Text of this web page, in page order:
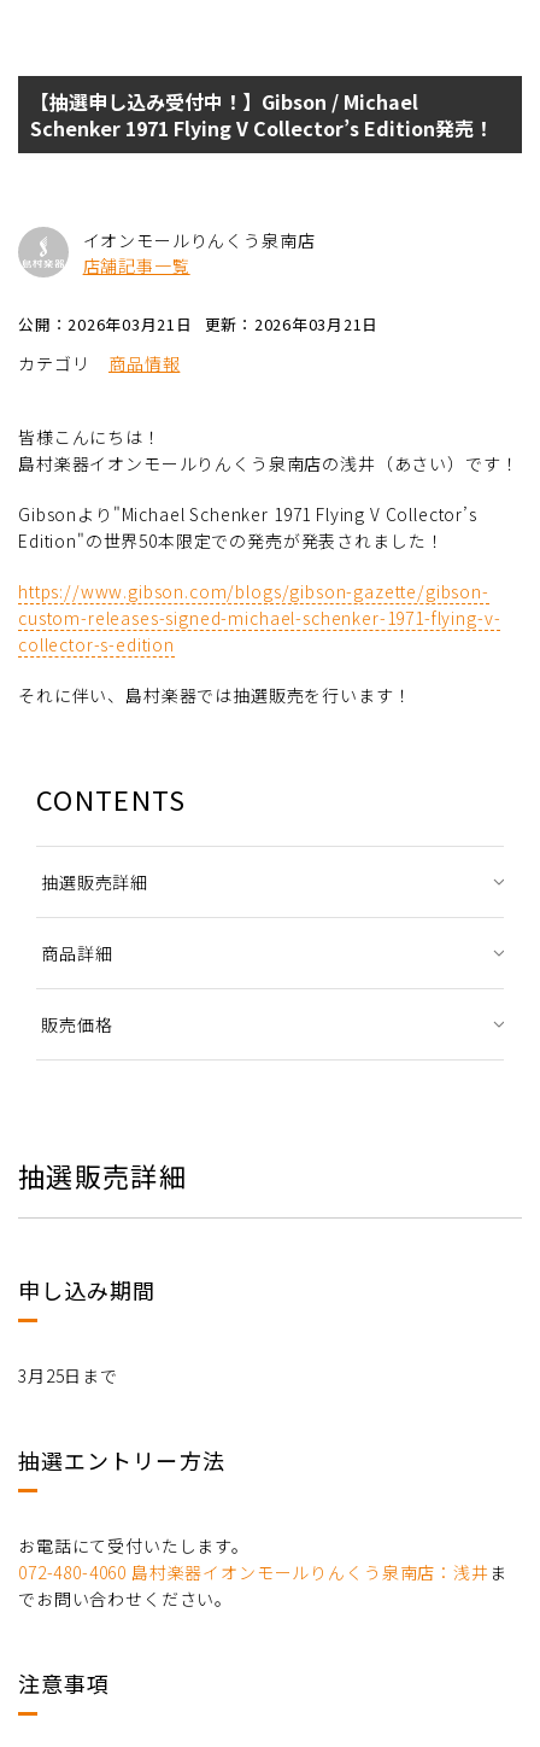
【抽選申し込み受付中！】Gibson / Michael
Schenker 1971 Flying V Collector’s Edition発売！
イオンモールりんくう泉南店
店舗記事一覧
公開：2026年03月21日 更新：2026年03月21日
カテゴリ 商品情報
皆様こんにちは！
島村楽器イオンモールりんくう泉南店の浅井（あさい）です！
Gibsonより"Michael Schenker 1971 Flying V Collector’s
Edition"の世界50本限定での発売が発表されました！
https://www.gibson.com/blogs/gibson-gazette/gibson-
custom-releases-signed-michael-schenker-1971-flying-v-
collector-s-edition
それに伴い、島村楽器では抽選販売を行います！
CONTENTS
抽選販売詳細
商品詳細
販売価格
抽選販売詳細
申し込み期間
3月25日まで
抽選エントリー方法
お電話にて受付いたします。
072-480-4060 島村楽器イオンモールりんくう泉南店：浅井 ま
でお問い合わせください。
注意事項